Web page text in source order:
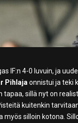
IF:n 4-0 luvuin, ja
Pihlaja onnistui ja teki
tapaa, sillä nyt on
kuitenkin
myös silloin kotona.